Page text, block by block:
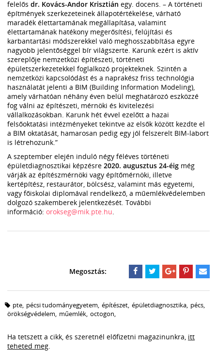
felelős dr. Kovács-Andor Krisztián egy. docens. – A történeti
építmények szerkezeteinek állapotértékelése, várható
maradék élettartamának megállapítása, valamint
élettartamának hatékony megerősítési, felújítási és
karbantartási módszerekkel való meghosszabbítása egyre
nagyobb jelentőséggel bír világszerte. Karunk ezért is aktív
szereplője nemzetközi építészeti, történeti
épületszerkezetekkel foglalkozó projekteknek. Szintén a
nemzetközi kapcsolódást és a naprakész friss technológia
használatát jelenti a BIM (Building Information Modeling),
amely várhatóan néhány éven belül meghatározó eszközzé
fog válni az építészeti, mérnöki és kivitelezési
vállalkozásokban. Karunk hét évvel ezelőtt a hazai
felsőoktatási intézményeket tekintve az elsők között kezdte el
a BIM oktatását, hamarosan pedig egy jól felszerelt BIM-labort
is létrehozunk.”
A szeptember elején induló négy féléves történeti
épületdiagnosztikai képzésre 2020. augusztus 24-éig még
várják az építészmérnöki vagy építőmérnöki, illetve
kertépítész, restaurátor, bölcsész, valamint más egyetemi,
vagy főiskolai diplomával rendelkező, a műemlékvédelemben
dolgozó szakemberek jelentkezését. További
információ: orokseg@mik.pte.hu
pte, pécsi tudományegyetem, építészet, épületdiagnosztika, pécs,
örökségvédelem, műemlék, octogon,
Ha tetszett a cikk, és szeretnél előfizetni magazinunkra, itt
teheted meg